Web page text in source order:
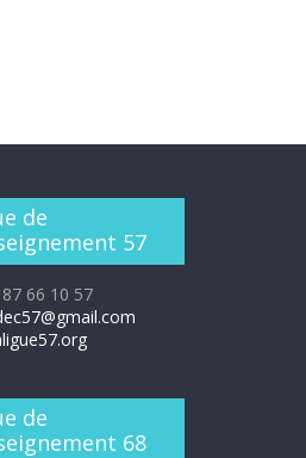
de
57
66 10 57
de
68